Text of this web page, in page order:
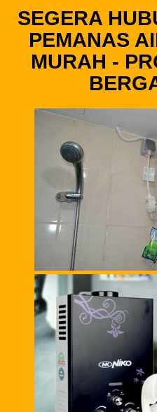
SEGERA
PEMANAS
MURAH -